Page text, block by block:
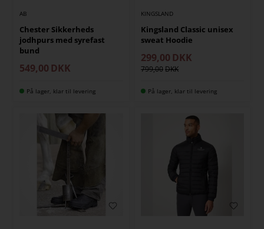
AB
Chester Sikkerheds
jodhpurs med syrefast
bund
549,00 DKK
På lager, klar til levering
KINGSLAND
Kingsland Classic unisex
sweat Hoodie
299,00 DKK
799,00
På lager, klar til levering